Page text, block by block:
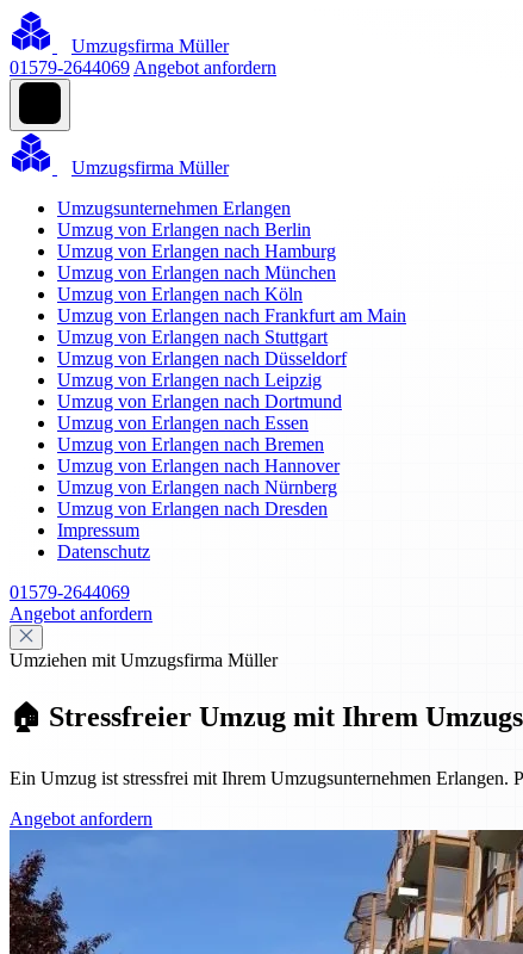
Umzugsfirma Müller
01579-2644069 Angebot anfordern
Umzugsfirma Müller
Umzugsunternehmen Erlangen
Umzug von Erlangen nach Berlin
Umzug von Erlangen nach Hamburg
Umzug von Erlangen nach München
Umzug von Erlangen nach Köln
Umzug von Erlangen nach Frankfurt am Main
Umzug von Erlangen nach Stuttgart
Umzug von Erlangen nach Düsseldorf
Umzug von Erlangen nach Leipzig
Umzug von Erlangen nach Dortmund
Umzug von Erlangen nach Essen
Umzug von Erlangen nach Bremen
Umzug von Erlangen nach Hannover
Umzug von Erlangen nach Nürnberg
Umzug von Erlangen nach Dresden
Impressum
Datenschutz
01579-2644069
Angebot anfordern
Umziehen mit Umzugsfirma Müller
🏠 Stressfreier Umzug mit Ihrem
Ein Umzug ist stressfrei mit Ihrem Umzugsunternehmen
Angebot anfordern